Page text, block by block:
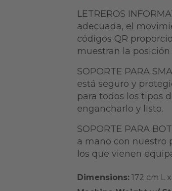
LETREROS
adecuada, el
códigos QR
muestran la
SOPORTE PARA
está seguro y
para todos los tipos
engancharlo y listo.
SOPORTE PARA
a mano con nuestro
los que vienen
Dimensions: 172 cm L